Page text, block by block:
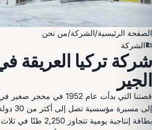
الصفحة الرئيسية/الشركة/من نحن
domainالشركة
شركة تركيا العريقة
الجير
قصتنا التي بدأت عام 1952 في
إلى
بطاقة إنتاجية يومية تتجاوز 2,250 طنًا في ثلاث منشآت متكاملة.